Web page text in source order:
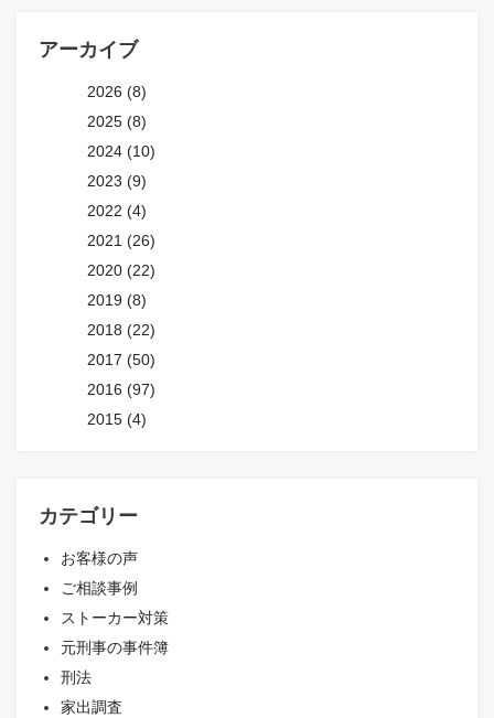
アーカイブ
2026 (8)
2025 (8)
2024 (10)
2023 (9)
2022 (4)
2021 (26)
2020 (22)
2019 (8)
2018 (22)
2017 (50)
2016 (97)
2015 (4)
カテゴリー
お客様の声
ご相談事例
ストーカー対策
元刑事の事件簿
刑法
家出調査